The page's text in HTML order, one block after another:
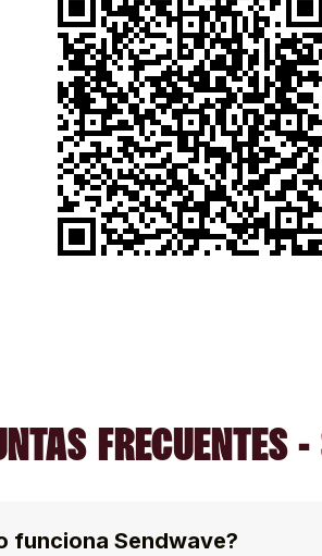
FRECUENTES
funciona Sendwave?